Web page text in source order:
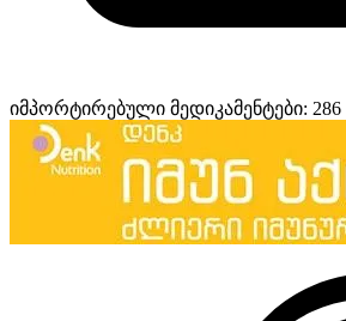
იმპორტირებული მედიკამენტები: 286